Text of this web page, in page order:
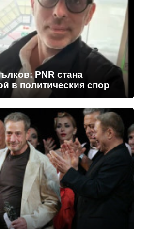
PNR стана
в политическия спор